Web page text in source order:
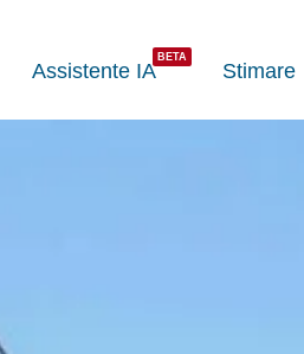
Assistente IA Stimare